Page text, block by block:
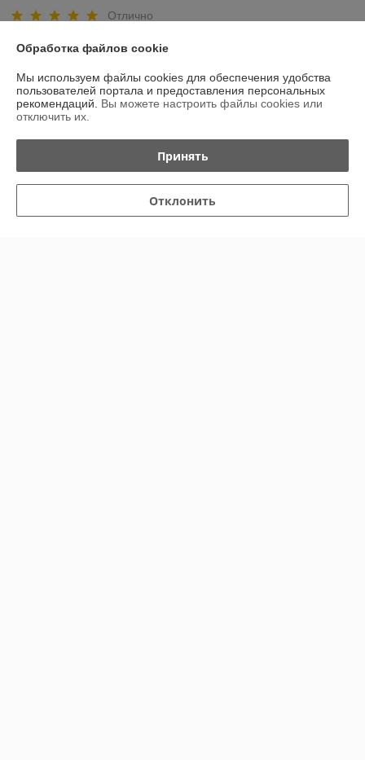
Отлично
Сделка подтверждена через корзину
18.02.2026
Елена
Показать все отзывы
Обработка файлов cookie
Мы используем файлы cookies для обеспечения удобства
пользователей портала и предоставления персональных
рекомендаций. Вы можете настроить файлы cookies или
отключить их.
Принять
Отклонить